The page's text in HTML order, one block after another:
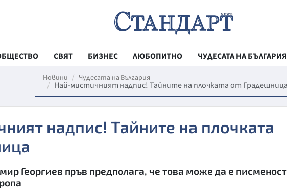
СВЯТ БИЗНЕС ЛЮБОПИТНО
ЧУДЕСАТА НА БЪЛГАРИЯ
ВЕСТНИК
ЗДРАВЕ
МОЯТ ГРАД
Новини Чудесата на България
Най-мистичният надпис! Тайните на плочката от
надпис! Тайните на плочката
Георгиев пръв предполага, че това може да е писменост